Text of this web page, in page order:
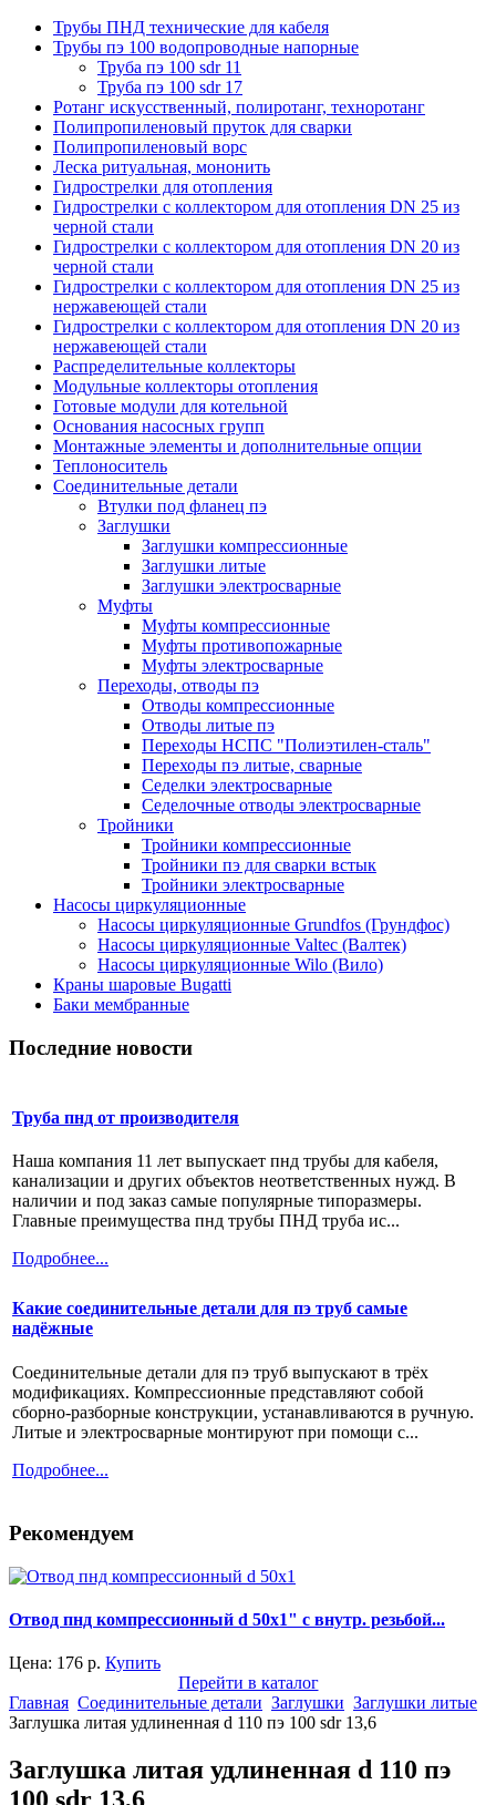
Трубы ПНД технические для кабеля
Трубы пэ 100 водопроводные напорные
Труба пэ 100 sdr 11
Труба пэ 100 sdr 17
Ротанг искусственный, полиротанг, техноротанг
Полипропиленовый пруток для сварки
Полипропиленовый ворс
Леска ритуальная, мононить
Гидрострелки для отопления
Гидрострелки с коллектором для отопления DN 25 из
черной стали
Гидрострелки с коллектором для отопления DN 20 из
черной стали
Гидрострелки с коллектором для отопления DN 25 из
нержавеющей стали
Гидрострелки с коллектором для отопления DN 20 из
нержавеющей стали
Распределительные коллекторы
Модульные коллекторы отопления
Готовые модули для котельной
Основания насосных групп
Монтажные элементы и дополнительные опции
Теплоноситель
Соединительные детали
Втулки под фланец пэ
Заглушки
Заглушки компрессионные
Заглушки литые
Заглушки электросварные
Муфты
Муфты компрессионные
Муфты противопожарные
Муфты электросварные
Переходы, отводы пэ
Отводы компрессионные
Отводы литые пэ
Переходы НСПС "Полиэтилен-сталь"
Переходы пэ литые, сварные
Седелки электросварные
Седелочные отводы электросварные
Тройники
Тройники компрессионные
Тройники пэ для сварки встык
Тройники электросварные
Насосы циркуляционные
Насосы циркуляционные Grundfos (Грундфос)
Насосы циркуляционные Valtec (Валтек)
Насосы циркуляционные Wilo (Вило)
Краны шаровые Bugatti
Баки мембранные
Последние новости
Труба пнд от производителя
Наша компания 11 лет выпускает пнд трубы для кабеля,
канализации и других объектов неответственных нужд. В
наличии и под заказ самые популярные типоразмеры.
Главные преимущества пнд трубы ПНД труба ис...
Подробнее...
Какие соединительные детали для пэ труб самые
надёжные
Соединительные детали для пэ труб выпускают в трёх
модификациях. Компрессионные представляют собой
сборно-разборные конструкции, устанавливаются в ручную.
Литые и электросварные монтируют при помощи с...
Подробнее...
Рекомендуем
Отвод пнд компрессионный d 50x1" с внутр. резьбой...
Цена: 176 р. Купить
Перейти в каталог
Главная Соединительные детали Заглушки Заглушки литые
Заглушка литая удлиненная d 110 пэ 100 sdr 13,6
Заглушка литая удлиненная d 110 пэ